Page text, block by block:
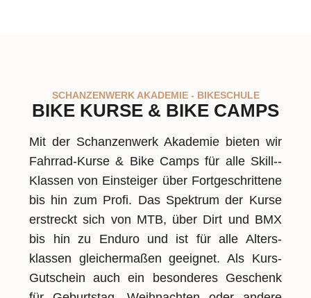
SCHANZENWERK AKADEMIE - BIKESCHULE
BIKE KURSE & BIKE CAMPS
Mit der Schanzen­werk Akademie bie­ten wir
Fahrrad-­Kurse & Bike Camps für alle Skill-­
Klassen von Ein­stei­ger über Fortgeschrit­tene
bis hin zum Profi. Das Spektrum der Kurse
er­streckt sich von MTB, über Dirt und BMX
bis hin zu En­duro und ist für alle Alters­
klassen glei­cher­maßen ge­eignet. Als Kurs-
Gutschein auch ein be­sonderes Ge­schenk